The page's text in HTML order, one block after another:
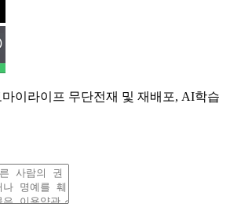
이라이프 무단전재 및 재배포, AI학습